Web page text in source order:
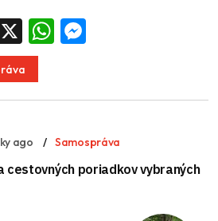
WhatsApp
ago Samospráva
cestovných poriadkov vybraných